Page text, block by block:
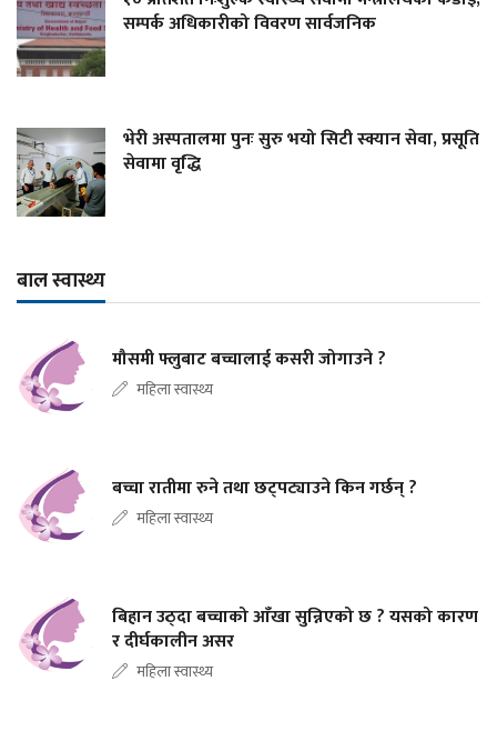
सम्पर्क अधिकारीको विवरण सार्वजनिक
भेरी अस्पतालमा पुनः सुरु भयो सिटी स्क्यान सेवा, प्रसूति
सेवामा वृद्धि
बाल स्वास्थ्य
मौसमी फ्लुबाट बच्चालाई कसरी जोगाउने ?
महिला स्वास्थ्य
बच्चा रातीमा रुने तथा छट्पट्याउने किन गर्छन् ?
महिला स्वास्थ्य
बिहान उठ्दा बच्चाको आँखा सुन्निएको छ ? यसको कारण
र दीर्घकालीन असर
महिला स्वास्थ्य